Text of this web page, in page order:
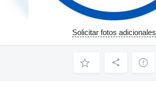
Solicitar fotos adicionales